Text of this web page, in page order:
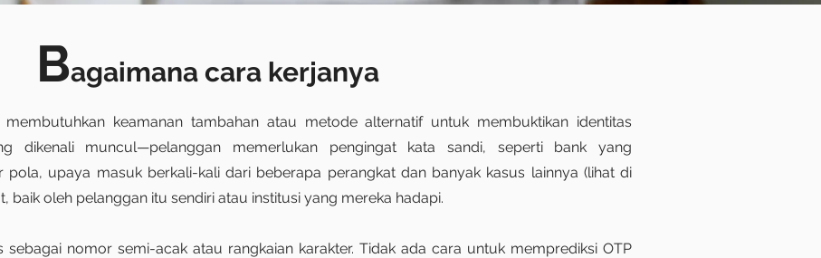
Bagaimana cara kerjanya
keamanan tambahan atau metode alternatif untuk membuktikan identitas
dikenali muncul—pelanggan memerlukan pengingat kata sandi, seperti bank yang
pola, upaya masuk berkali-kali dari beberapa perangkat dan banyak kasus lainnya (lihat di
baik oleh pelanggan itu sendiri atau institusi yang mereka hadapi.
sebagai nomor semi-acak atau rangkaian karakter. Tidak ada cara untuk memprediksi OTP